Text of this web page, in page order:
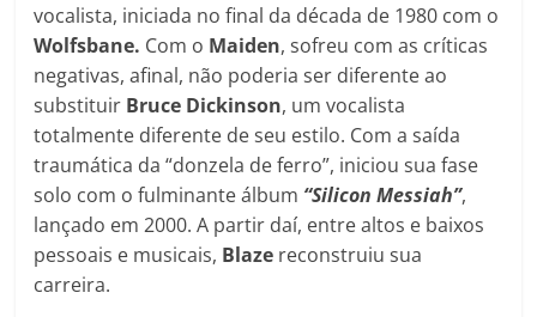
vocalista, iniciada no final da década de 1980 com o
Wolfsbane. Com o Maiden, sofreu com as críticas
negativas, afinal, não poderia ser diferente ao
substituir Bruce Dickinson, um vocalista
totalmente diferente de seu estilo. Com a saída
traumática da “donzela de ferro”, iniciou sua fase
solo com o fulminante álbum “Silicon Messiah”,
lançado em 2000. A partir daí, entre altos e baixos
pessoais e musicais, Blaze reconstruiu sua
carreira.